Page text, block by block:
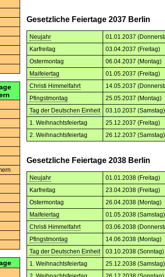
Gesetzliche Feiertage 2037 Berlin
Neujahr
01.01.2037
Karfreitag
03.04.2037 (Freitag)
Ostermontag
06.04.2037 (Montag)
Maifeiertag
01.05.2037 (Freitag)
Christi Himmelfahrt
14.05.2037
Pfingstmontag
25.05.2037 (Montag)
Tag der Deutschen Einheit
03.10.2037 (Samstag)
1. Weihnachtsfeiertag
25.12.2037 (Freitag)
2. Weihnachtsfeiertag
26.12.2037 (Samstag)
Gesetzliche Feiertage 2038 Berlin
Neujahr
01.01.2038 (Freitag)
Karfreitag
23.04.2038 (Freitag)
Ostermontag
26.04.2038 (Montag)
Maifeiertag
01.05.2038 (Samstag)
Christi Himmelfahrt
03.06.2038
Pfingstmontag
14.06.2038 (Montag)
Tag der Deutschen Einheit
03.10.2038 (Sonntag)
1. Weihnachtsfeiertag
25.12.2038 (Samstag)